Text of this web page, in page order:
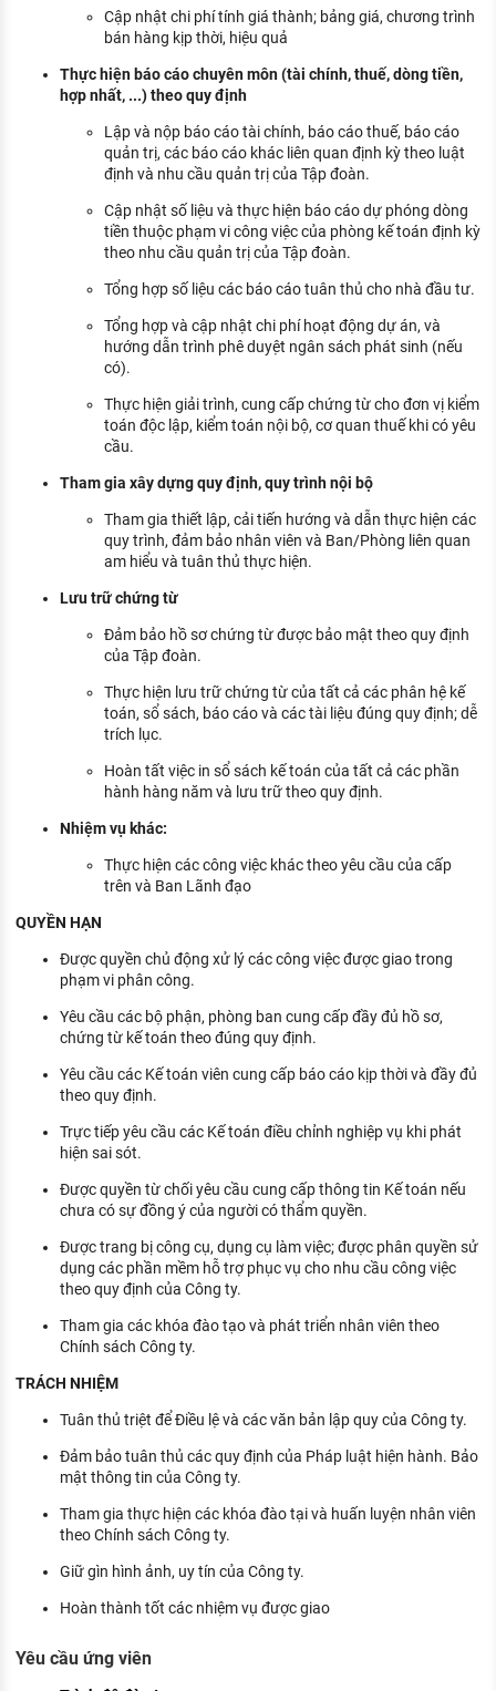
Cập nhật chi phí tính giá thành; bảng giá, chương trình
bán hàng kịp thời, hiệu quả
Thực hiện báo cáo chuyên môn (tài chính, thuế, dòng tiền,
hợp nhất, ...) theo quy định
Lập và nộp báo cáo tài chính, báo cáo thuế, báo cáo
quản trị, các báo cáo khác liên quan định kỳ theo luật
định và nhu cầu quản trị của Tập đoàn.
Cập nhật số liệu và thực hiện báo cáo dự phóng dòng
tiền thuộc phạm vi công việc của phòng kế toán định kỳ
theo nhu cầu quản trị của Tập đoàn.
Tổng hợp số liệu các báo cáo tuân thủ cho nhà đầu tư.
Tổng hợp và cập nhật chi phí hoạt động dự án, và
hướng dẫn trình phê duyệt ngân sách phát sinh (nếu
có).
Thực hiện giải trình, cung cấp chứng từ cho đơn vị kiểm
toán độc lập, kiểm toán nội bộ, cơ quan thuế khi có yêu
cầu.
Tham gia xây dựng quy định, quy trình nội bộ
Tham gia thiết lập, cải tiến hướng và dẫn thực hiện các
quy trình, đảm bảo nhân viên và Ban/Phòng liên quan
am hiểu và tuân thủ thực hiện.
Lưu trữ chứng từ
Đảm bảo hồ sơ chứng từ được bảo mật theo quy định
của Tập đoàn.
Thực hiện lưu trữ chứng từ của tất cả các phân hệ kế
toán, sổ sách, báo cáo và các tài liệu đúng quy định; dễ
trích lục.
Hoàn tất việc in sổ sách kế toán của tất cả các phần
hành hàng năm và lưu trữ theo quy định.
Nhiệm vụ khác:
Thực hiện các công việc khác theo yêu cầu của cấp
trên và Ban Lãnh đạo
QUYỀN HẠN
Được quyền chủ động xử lý các công việc được giao trong
phạm vi phân công.
Yêu cầu các bộ phận, phòng ban cung cấp đầy đủ hồ sơ,
chứng từ kế toán theo đúng quy định.
Yêu cầu các Kế toán viên cung cấp báo cáo kịp thời và đầy đủ
theo quy định.
Trực tiếp yêu cầu các Kế toán điều chỉnh nghiệp vụ khi phát
hiện sai sót.
Được quyền từ chối yêu cầu cung cấp thông tin Kế toán nếu
chưa có sự đồng ý của người có thẩm quyền.
Được trang bị công cụ, dụng cụ làm việc; được phân quyền sử
dụng các phần mềm hỗ trợ phục vụ cho nhu cầu công việc
theo quy định của Công ty.
Tham gia các khóa đào tạo và phát triển nhân viên theo
Chính sách Công ty.
TRÁCH NHIỆM
Tuân thủ triệt để Điều lệ và các văn bản lập quy của Công ty.
Đảm bảo tuân thủ các quy định của Pháp luật hiện hành. Bảo
mật thông tin của Công ty.
Tham gia thực hiện các khóa đào tại và huấn luyện nhân viên
theo Chính sách Công ty.
Giữ gìn hình ảnh, uy tín của Công ty.
Hoàn thành tốt các nhiệm vụ được giao
Yêu cầu ứng viên